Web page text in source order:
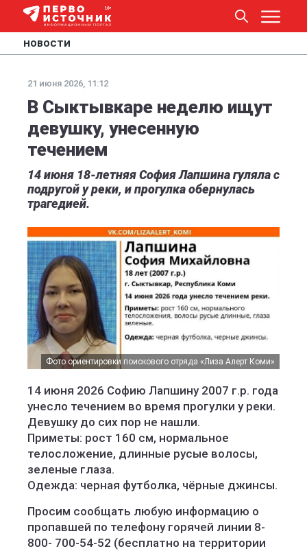
НОВОСТИ
21 июня 2026, 11:12
В Сыктывкаре неделю ищут
девушку, унесенную
течением
14 июня 18-летняя София Лапшина гуляла с
подругой у реки, и прогулка обернулась
трагедией.
Фото ориентировки поискового отряда «Лиза Алерт Коми»
14 июня 2026 Софию Лапшину 2007 г.р. года
унесло течением во время прогулки у реки.
Девушку до сих пор не нашли.
Приметы: рост 160 см, нормальное
телосложение, длинные русые волосы,
зеленые глаза.
Одежда: черная футболка, чёрные джинсы.
Просим сообщать любую информацию о
пропавшей по телефону горячей линии 8-
800- 700-54-52 (бесплатно на территории